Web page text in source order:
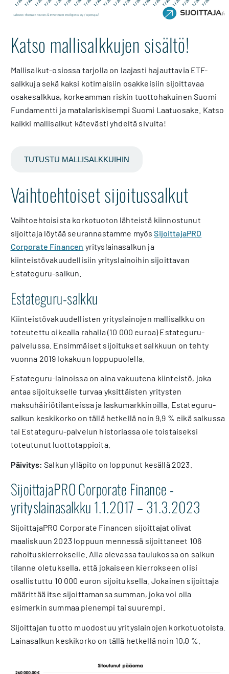
Katso mallisalkkujen sisältö!
Mallisalkut-osiossa tarjolla on laajasti hajauttavia ETF-
salkkuja sekä kaksi kotimaisiin osakkeisiin sijoittavaa
osakesalkkua, korkeamman riskin tuottohakuinen Suomi
Fundamentti ja matalariskisempi Suomi Laatuosake. Katso
kaikki mallisalkut kätevästi yhdeltä sivulta!
TUTUSTU MALLISALKKUIHIN
Vaihtoehtoiset sijoitussalkut
Vaihtoehtoisista korkotuoton lähteistä kiinnostunut
sijoittaja löytää seurannastamme myösSijoittajaPRO
Corporate Financen yrityslainasalkun ja
kiinteistövakuudellisiin yrityslainoihin sijoittavan
Estateguru-salkun.
Estateguru-salkku
Kiinteistövakuudellisten yrityslainojen mallisalkku on
toteutettu oikealla rahalla (10 000 euroa) Estateguru-
palvelussa. Ensimmäiset sijoitukset salkkuun on tehty
vuonna 2019 lokakuun loppupuolella.
Estateguru-lainoissa on aina vakuutena kiinteistö, joka
antaa sijoitukselle turvaa yksittäisten yritysten
maksuhäiriötilanteissa ja laskumarkkinoilla. Estateguru-
salkun keskikorko on tällä hetkellä noin 9,9 % eikä salkussa
tai Estateguru-palvelun historiassa ole toistaiseksi
toteutunut luottotappioita.
Päivitys: Salkun ylläpito on loppunut kesällä 2023.
SijoittajaPRO Corporate Finance -
yrityslainasalkku 1.1.2017 – 31.3.2023
SijoittajaPRO Corporate Financen sijoittajat olivat
maaliskuun 2023 loppuun mennessä sijoittaneet 106
rahoituskierrokselle. Alla olevassa taulukossa on salkun
tilanne oletuksella, että jokaiseen kierrokseen olisi
osallistuttu 10 000 euron sijoituksella. Jokainen sijoittaja
määrittää itse sijoittamansa summan, joka voi olla
esimerkin summaa pienempi tai suurempi.
Sijoittajan tuotto muodostuu yrityslainojen korkotuotoista.
Lainasalkun keskikorko on tällä hetkellä noin 10,0 %.